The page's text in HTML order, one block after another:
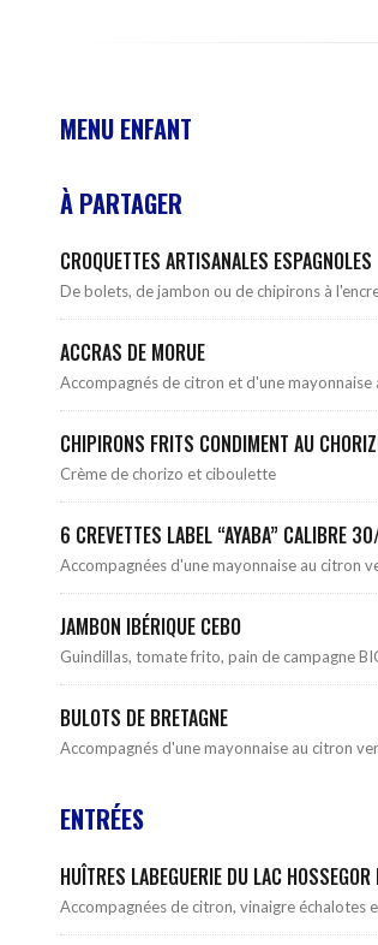
MENU ENFANT
À PARTAGER
CROQUETTES ARTISANALES ESPAGNOLES
De bolets, de jambon ou de chipirons à
ACCRAS DE MORUE
Accompagnés de citron et d'une
CHIPIRONS FRITS CONDIMENT AU
Crème de chorizo et ciboulette
6 CREVETTES LABEL “AYABA” CALIBRE
Accompagnées d'une mayonnaise au citron
JAMBON IBÉRIQUE CEBO
Guindillas, tomate frito, pain de campagne
BULOTS DE BRETAGNE
Accompagnés d'une mayonnaise au citron
ENTRÉES
HUÎTRES LABEGUERIE DU LAC
Accompagnées de citron, vinaigre